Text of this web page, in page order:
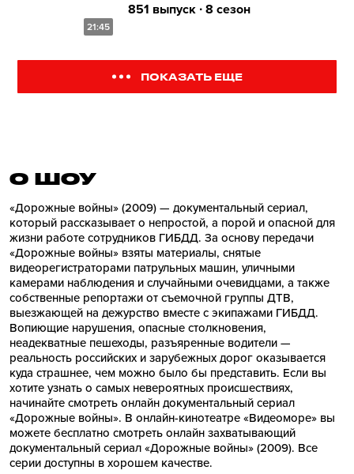
21:45
851 выпуск ∙ 8 сезон
ПОКАЗАТЬ ЕЩЕ
О ШОУ
«Дорожные войны» (2009) — документальный сериал,
который рассказывает о непростой, а порой и опасной для
жизни работе сотрудников ГИБДД. За основу передачи
«Дорожные войны» взяты материалы, снятые
видеорегистраторами патрульных машин, уличными
камерами наблюдения и случайными очевидцами, а также
собственные репортажи от съемочной группы ДТВ,
выезжающей на дежурство вместе с экипажами ГИБДД.
Вопиющие нарушения, опасные столкновения,
неадекватные пешеходы, разъяренные водители —
реальность российских и зарубежных дорог оказывается
куда страшнее, чем можно было бы представить. Если вы
хотите узнать о самых невероятных происшествиях,
начинайте смотреть онлайн документальный сериал
«Дорожные войны». В онлайн-кинотеатре «Видеоморе» вы
можете бесплатно смотреть онлайн захватывающий
документальный сериал «Дорожные войны» (2009). Все
серии доступны в хорошем качестве.